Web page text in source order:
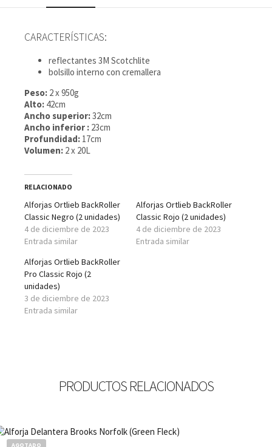
CARACTERÍSTICAS:
reflectantes 3M Scotchlite
bolsillo interno con cremallera
Peso: 2 x 950g
Alto: 42cm
Ancho superior:32cm
Ancho inferior : 23cm
Profundidad: 17cm
Volumen: 2 x 20L
RELACIONADO
Alforjas Ortlieb BackRoller
Classic Negro (2 unidades)
4 de diciembre de 2023
Entrada similar
Alforjas Ortlieb BackRoller
Classic Rojo (2 unidades)
4 de diciembre de 2023
Entrada similar
Alforjas Ortlieb BackRoller
Pro Classic Rojo (2
unidades)
3 de diciembre de 2023
Entrada similar
PRODUCTOS RELACIONADOS
AGOTADO